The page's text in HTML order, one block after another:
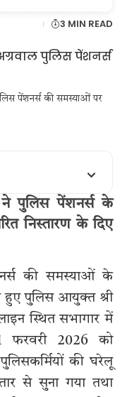
3 MIN READ
पेंशनर्स की समस्याओं पर
ने पुलिस पेंशनर्स के
निस्तारण के दिए
की समस्याओं के
पुलिस आयुक्त श्री
स्थित सभागार में
फरवरी 2026 को
की घरेलू
से सुना गया तथा